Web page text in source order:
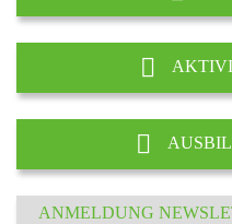
ANMELDUNG